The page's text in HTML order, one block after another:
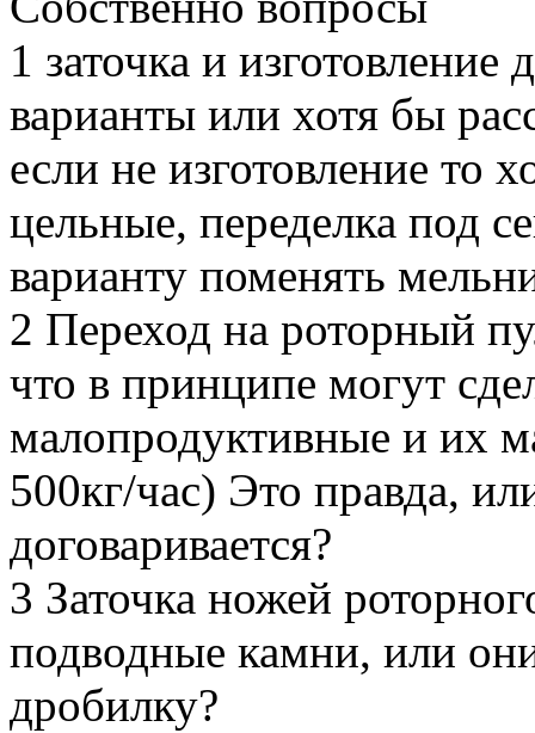
1 заточка и
варианты или хотя бы
если не изготовление то
цельные, переделка под
варианту поменять
2 Переход на роторный
что в принципе могут
малопродуктивные и их
500кг/час) Это правда,
договаривается?
3 Заточка ножей
подводные камни, или
дробилку?